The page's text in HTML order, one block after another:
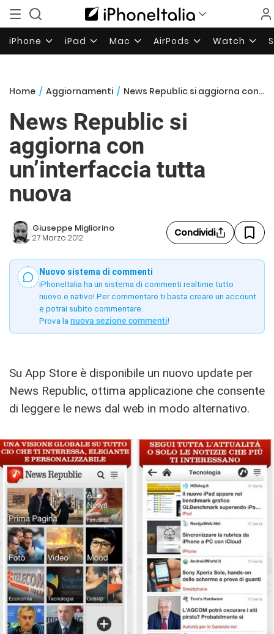
iPhone iPad Mac AirPods Watch
Home / Aggiornamenti / News Republic si aggiorna con un’interfaccia tutta nuova
News Republic si
aggiorna con
un’interfaccia tutta
nuova
Giuseppe Migliorino
27 Marzo 2012 Condividi
Nuovo sistema di commenti
iPhoneItalia ha un sistema di commenti realtime tutto
nuovo e nativo! Per commentare ti basta creare un account
e potrai subito commentare.
Prova la nuova sezione commenti!
Su App Store è disponibile un nuovo update per
News Republic, ottima applicazione che consente
di leggere le news dal web in modo alternativo.